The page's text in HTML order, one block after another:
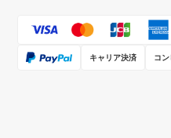
キャリア決済 コ